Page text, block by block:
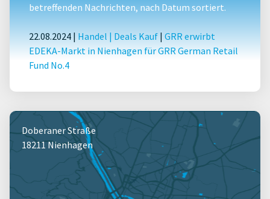
betreffenden Nachrichten, nach Datum sortiert.
22.08.2024 | Handel | Deals Kauf | GRR erwirbt
EDEKA-Markt in Nienhagen für GRR German Retail
Fund No.4
Doberaner Straße
18211 Nienhagen